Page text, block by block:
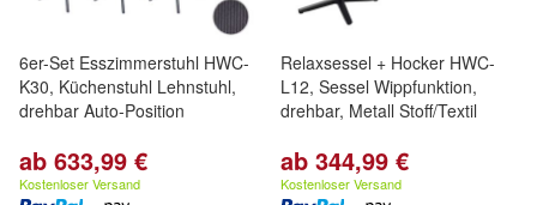
6er-Set Esszimmerstuhl HWC-
K30, Küchenstuhl Lehnstuhl,
drehbar Auto-Position
ab 633,99 €
Kostenloser Versand
Relaxsessel + Hocker HWC-
L12, Sessel Wippfunktion,
drehbar, Metall Stoff/Textil
ab 344,99 €
Kostenloser Versand